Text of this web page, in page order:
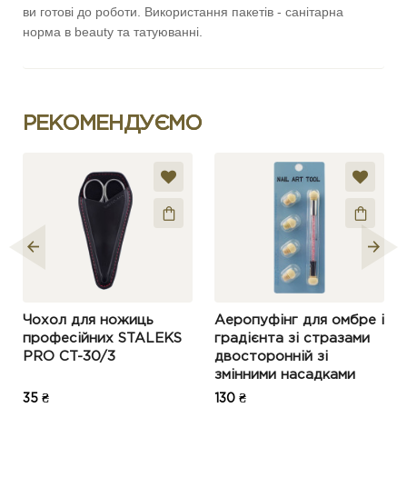
ви готові до роботи. Використання пакетів - санітарна
норма в beauty та татуюванні.
РЕКОМЕНДУЄМО
Чохол для ножиць
професійних STALEKS
PRO CT-30/3
35 ₴
Аеропуфінг для омбре і
градієнта зі стразами
двосторонній зі
змінними насадками
130 ₴